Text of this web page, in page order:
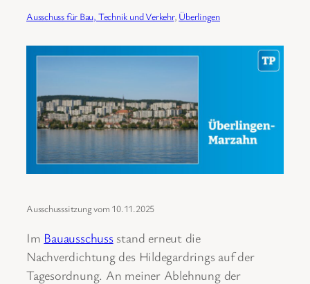
Ausschuss für Bau, Technik und Verkehr, Überlingen
Ausschusssitzung vom 10.11.2025
Im Bauausschussstand erneut die
Nachverdichtung des Hildegardrings auf der
Tagesordnung. An meiner Ablehnung der